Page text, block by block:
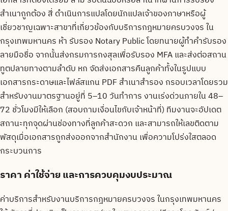
สำเนาถูกต้อง สี่ ดำเนินการแปลโดยนักแปลเจ้าของภาษาหรือผู้
เชี่ยวชาญเฉพาะสาขาที่เกี่ยวข้องกับบริการกฎหมายครบวงจร ใน
กรุงเทพมหานคร ห้า รับรอง Notary Public โดยทนายผู้ทำคำรับรอง
ลายมือชื่อ จากนั้นส่งกรมการกงสุลเพื่อรับรอง MFA และส่งต่อสถาน
ทูตปลายทางตามลำดับ หก จัดส่งเอกสารคืนลูกค้าทั้งในรูปแบบ
เอกสารกระดาษและไฟล์สแกน PDF สำเนาสำรอง กรอบเวลาโดยรวม
สำหรับงานมาตรฐานอยู่ที่ 5–10 วันทำการ งานเร่งด่วนภายใน 48–
72 ชั่วโมงมีให้เลือก (สอบถามเงื่อนไขกับเจ้าหน้าที่) ทีมงานจะอัปเดต
สถานะทุกจุดผ่านช่องทางที่ลูกค้าสะดวก และสามารถให้เลขติดตาม
พัสดุเมื่อเอกสารถูกส่งออกจากสำนักงาน เพื่อความโปร่งใสตลอด
กระบวนการ
ราคา ค่าใช้จ่าย และการควบคุมงบประมาณ
ค่าบริการสำหรับงานบริการกฎหมายครบวงจร ในกรุงเทพมหานคร